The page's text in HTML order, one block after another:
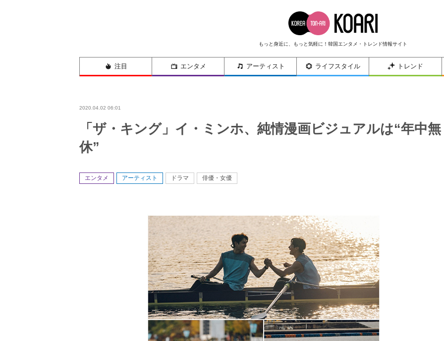
もっと身近に、もっと気軽に！韓国エンタメ・トレンド情報サイト
注目 エンタメ アーティスト ライフスタイル トレンド
2020.04.02 06:01
「ザ・キング」イ・ミンホ、純情漫画ビジュアルは“年中無
休”
エンタメ アーティスト ドラマ 俳優・女優